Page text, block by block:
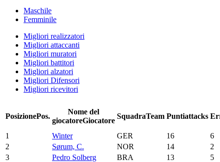
Maschile
Femminile
Migliori realizzatori
Migliori attaccanti
Migliori muratori
Migliori battitori
Migliori alzatori
Migliori Difensori
Migliori ricevitori
PosizionePos.
Nome del
giocatoreGiocatore
SquadraTeam Puntiattacks
1 Winter GER 16
6
2
Sørum, C. NOR 14
2
3
Pedro Solberg BRA 13
5